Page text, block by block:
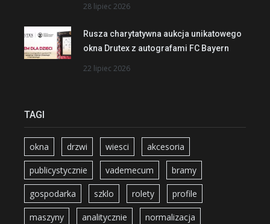
28 lipiec 2026
Rusza charytatywna aukcja unikatowego
okna Drutex z autografami FC Bayern
22 lipiec 2026
TAGI
okna drzwi wiesci akcesoria
publicystycznie vademecum bramy
gospodarka szklo rolety profile
maszyny analitycznie normalizacja